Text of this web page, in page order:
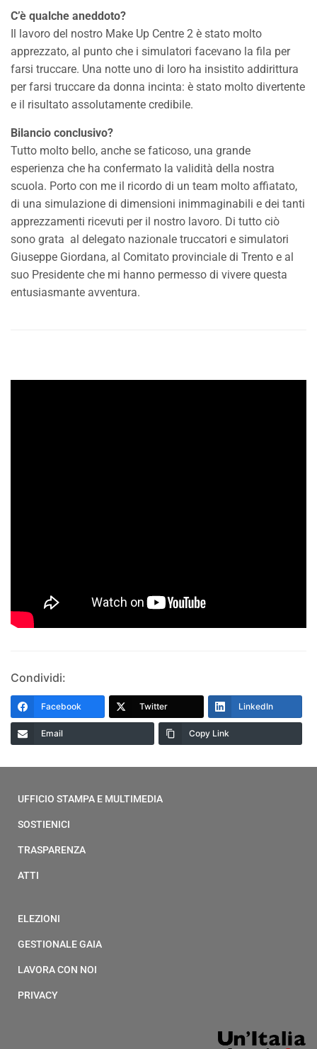
C’è qualche aneddoto?
Il lavoro del nostro Make Up Centre 2 è stato molto
apprezzato, al punto che i simulatori facevano la fila per
farsi truccare. Una notte uno di loro ha insistito addirittura
per farsi truccare da donna incinta: è stato molto divertente
e il risultato assolutamente credibile.
Bilancio conclusivo?
Tutto molto bello, anche se faticoso, una grande
esperienza che ha confermato la validità della nostra
scuola. Porto con me il ricordo di un team molto affiatato,
di una simulazione di dimensioni inimmaginabili e dei tanti
apprezzamenti ricevuti per il nostro lavoro. Di tutto ciò
sono grata al delegato nazionale truccatori e simulatori
Giuseppe Giordana, al Comitato provinciale di Trento e al
suo Presidente che mi hanno permesso di vivere questa
entusiasmante avventura.
Condividi:
Facebook Twitter LinkedIn
Email Copy Link
UFFICIO STAMPA E MULTIMEDIA
SOSTIENICI
TRASPARENZA
ATTI
ELEZIONI
GESTIONALE GAIA
LAVORA CON NOI
PRIVACY